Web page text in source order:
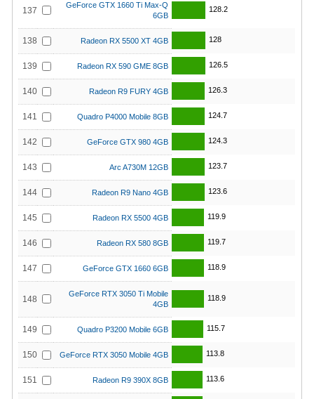
137
GeForce GTX 1660 Ti Max-Q
6GB
128.2
138 Radeon RX 5500 XT 4GB 128
139 Radeon RX 590 GME 8GB 126.5
140 Radeon R9 FURY 4GB 126.3
141 Quadro P4000 Mobile 8GB 124.7
142 GeForce GTX 980 4GB 124.3
143 Arc A730M 12GB 123.7
144 Radeon R9 Nano 4GB 123.6
145 Radeon RX 5500 4GB 119.9
146 Radeon RX 580 8GB 119.7
147 GeForce GTX 1660 6GB 118.9
148
GeForce RTX 3050 Ti Mobile
4GB
118.9
149 Quadro P3200 Mobile 6GB 115.7
150 GeForce RTX 3050 Mobile 4GB 113.8
151 Radeon R9 390X 8GB 113.6